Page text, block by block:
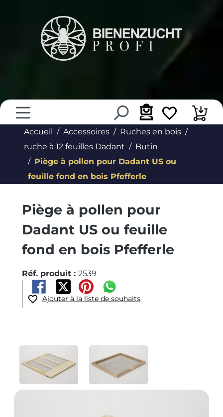
Accueil Accessoires
Ruches en bois
ruche à 12 feuilles Dadant
Butin
Piège à pollen pour Dadant US ou
feuille fond en bois Pfefferle
Piège à pollen pour
Dadant US ou feuille
fond en bois Pfefferle
Réf. produit : 2539
Ajouter à la liste de souhaits
Ignorer la galerie d'images